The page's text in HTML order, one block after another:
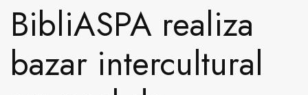
BibliASPA realiza
bazar intercultural